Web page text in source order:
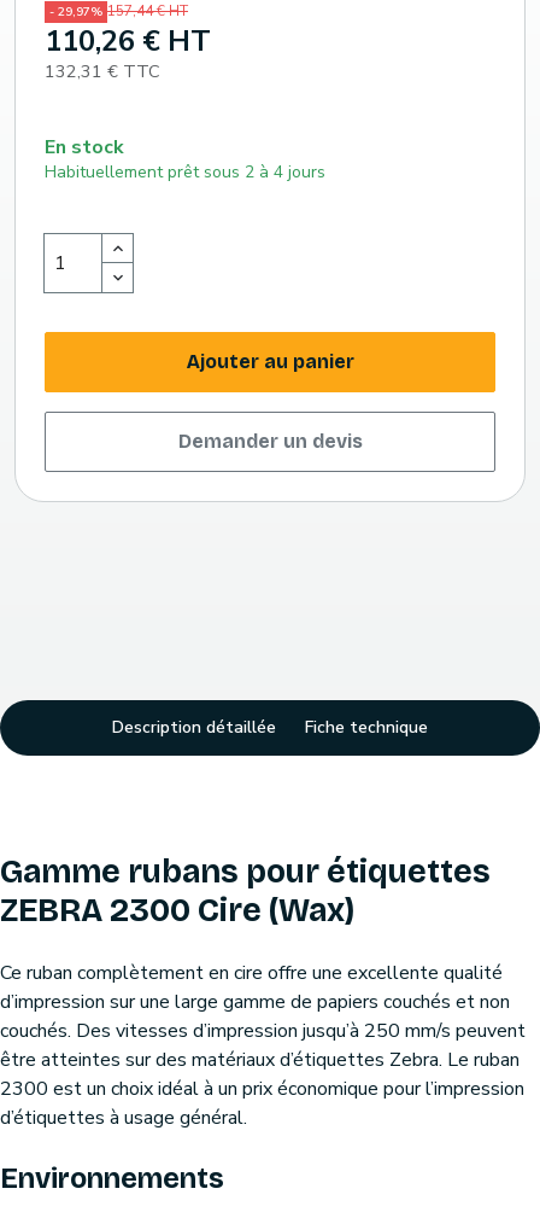
- 29,97% 157,44 € HT
110,26 € HT
132,31 € TTC
En stock
Habituellement prêt sous 2 à 4 jours
Ajouter au panier
Demander un devis
Description détaillée Fiche technique
Gamme rubans pour étiquettes
ZEBRA 2300 Cire (Wax)
Ce ruban complètement en cire offre une excellente qualité
d’impression sur une large gamme de papiers couchés et non
couchés. Des vitesses d’impression jusqu’à 250 mm/s peuvent
être atteintes sur des matériaux d’étiquettes Zebra. Le ruban
2300 est un choix idéal à un prix économique pour l’impression
d’étiquettes à usage général.
Environnements